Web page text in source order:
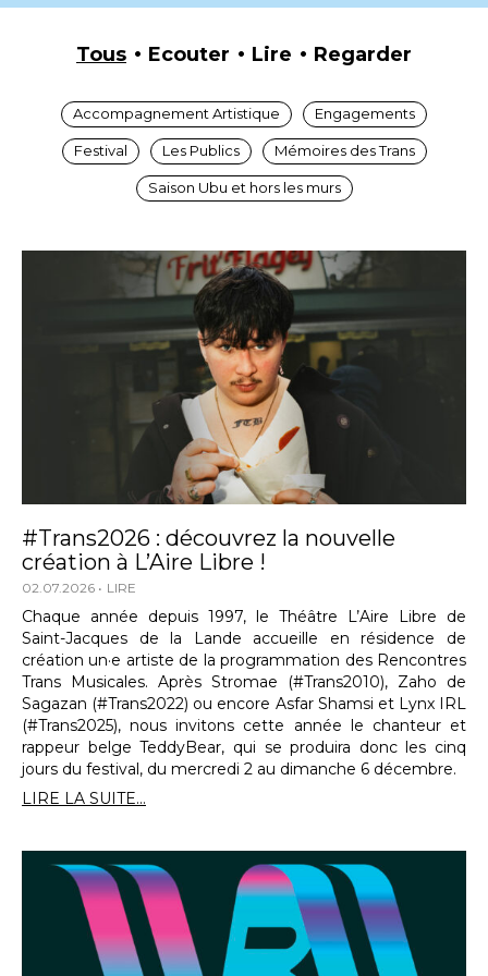
Tous Ecouter Lire Regarder
Accompagnement Artistique Engagements
Festival Les Publics Mémoires des Trans
Saison Ubu et hors les murs
#Trans2026 : découvrez la nouvelle
création à L’Aire Libre !
02.07.2026 LIRE
Chaque année depuis 1997, le Théâtre L’Aire Libre de
Saint-Jacques de la Lande accueille en résidence de
création un·e artiste de la programmation des Rencontres
Trans Musicales. Après Stromae (#Trans2010), Zaho de
Sagazan (#Trans2022) ou encore Asfar Shamsi et Lynx IRL
(#Trans2025), nous invitons cette année le chanteur et
rappeur belge TeddyBear, qui se produira donc les cinq
jours du festival, du mercredi 2 au dimanche 6 décembre.
LIRE LA SUITE...